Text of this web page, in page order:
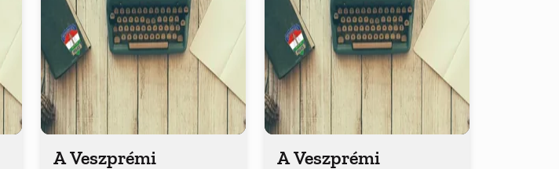
A Veszprémi
A Veszprémi